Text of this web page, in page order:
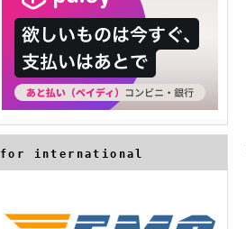
for international